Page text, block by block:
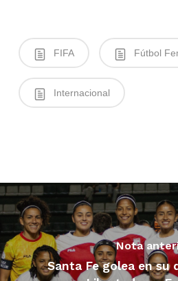
FIFA Fútbol
Internacional
Nota
Santa Fe golea en su